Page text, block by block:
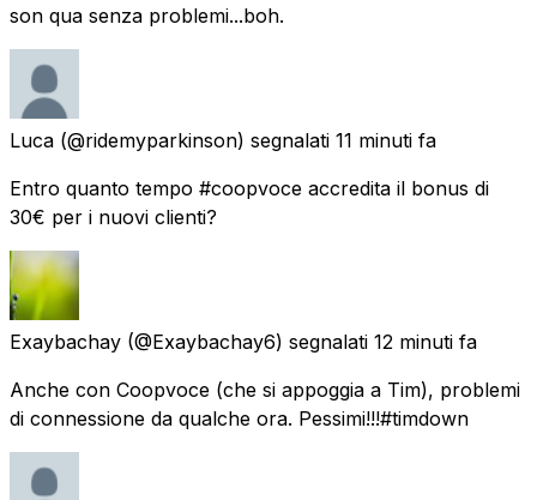
son qua senza problemi...boh.
Luca (@ridemyparkinson) segnalati 11 minuti fa
Entro quanto tempo #coopvoce accredita il bonus di
30€ per i nuovi clienti?
Exaybachay (@Exaybachay6) segnalati 12 minuti fa
Anche con Coopvoce (che si appoggia a Tim), problemi
di connessione da qualche ora. Pessimi!!!#timdown